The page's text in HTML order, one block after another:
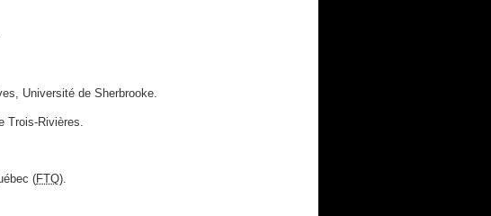
Université de Sherbrooke.
Trois-Rivières.
(FTQ).